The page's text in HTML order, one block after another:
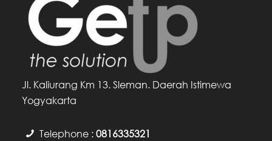
Jl. Kaliurang Km 13. Sleman. Daerah Istimewa
Yogyakarta
Telephone :0816335321